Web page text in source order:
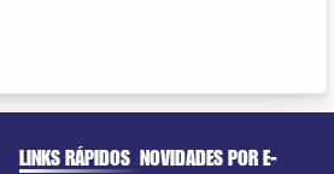
LINKS RÁPIDOS NOVIDADES POR E-